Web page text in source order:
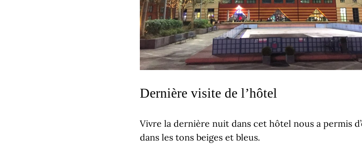
Dernière visite de l’hôtel
Vivre la dernière nuit dans cet hôtel nous a permis
dans les tons beiges et bleus.